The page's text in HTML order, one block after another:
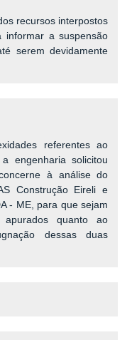
recursos interpostos
informar a suspensão
serem devidamente
referentes ao
engenharia solicitou
à análise do
Construção Eireli e
- ME, para que sejam
apurados quanto ao
dessas duas